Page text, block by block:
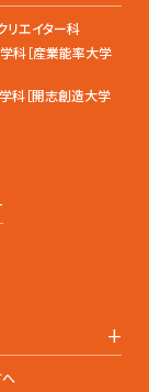
リエイター科
科［産業能率大学
科［開志創造大学
+